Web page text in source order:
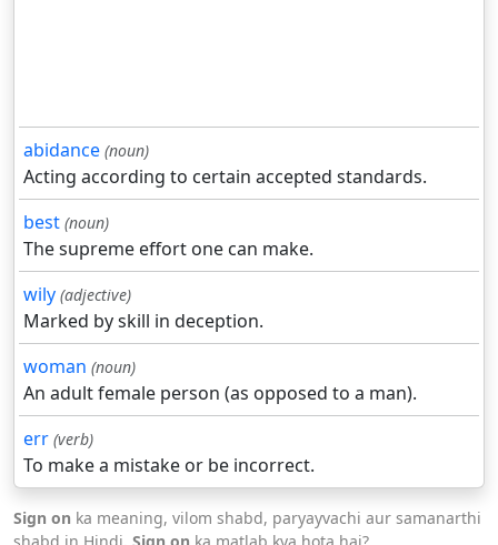
abidance (noun)
Acting according to certain accepted standards.
best (noun)
The supreme effort one can make.
wily (adjective)
Marked by skill in deception.
woman (noun)
An adult female person (as opposed to a man).
err (verb)
To make a mistake or be incorrect.
Sign on ka meaning, vilom shabd, paryayvachi aur samanarthi